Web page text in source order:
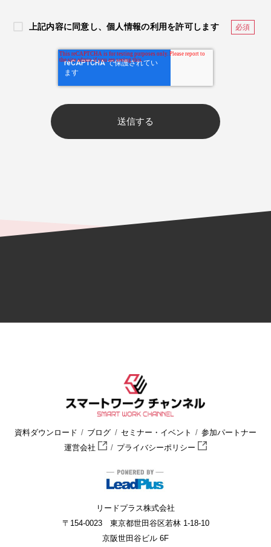
上記内容に同意し、個人情報の利用を許可します
資料ダウンロード ブログ セミナー・イベント
参加パートナー
運営会社
プライバシーポリシー
リードプラス株式会社
〒154-0023 東京都世田谷区若林 1-18-10
京阪世田谷ビル 6F